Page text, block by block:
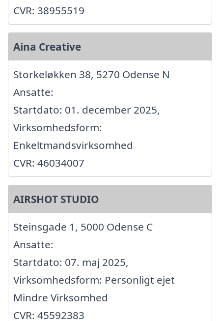
CVR: 38955519
Aina Creative
Storkeløkken 38, 5270 Odense N
Ansatte:
Startdato: 01. december 2025,
Virksomhedsform:
Enkeltmandsvirksomhed
CVR: 46034007
AIRSHOT STUDIO
Steinsgade 1, 5000 Odense C
Ansatte:
Startdato: 07. maj 2025,
Virksomhedsform: Personligt ejet
Mindre Virksomhed
CVR: 45592383